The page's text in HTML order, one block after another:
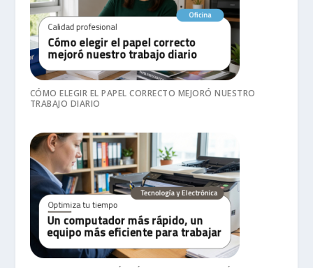
CÓMO ELEGIR EL PAPEL CORRECTO MEJORÓ NUESTRO
TRABAJO DIARIO